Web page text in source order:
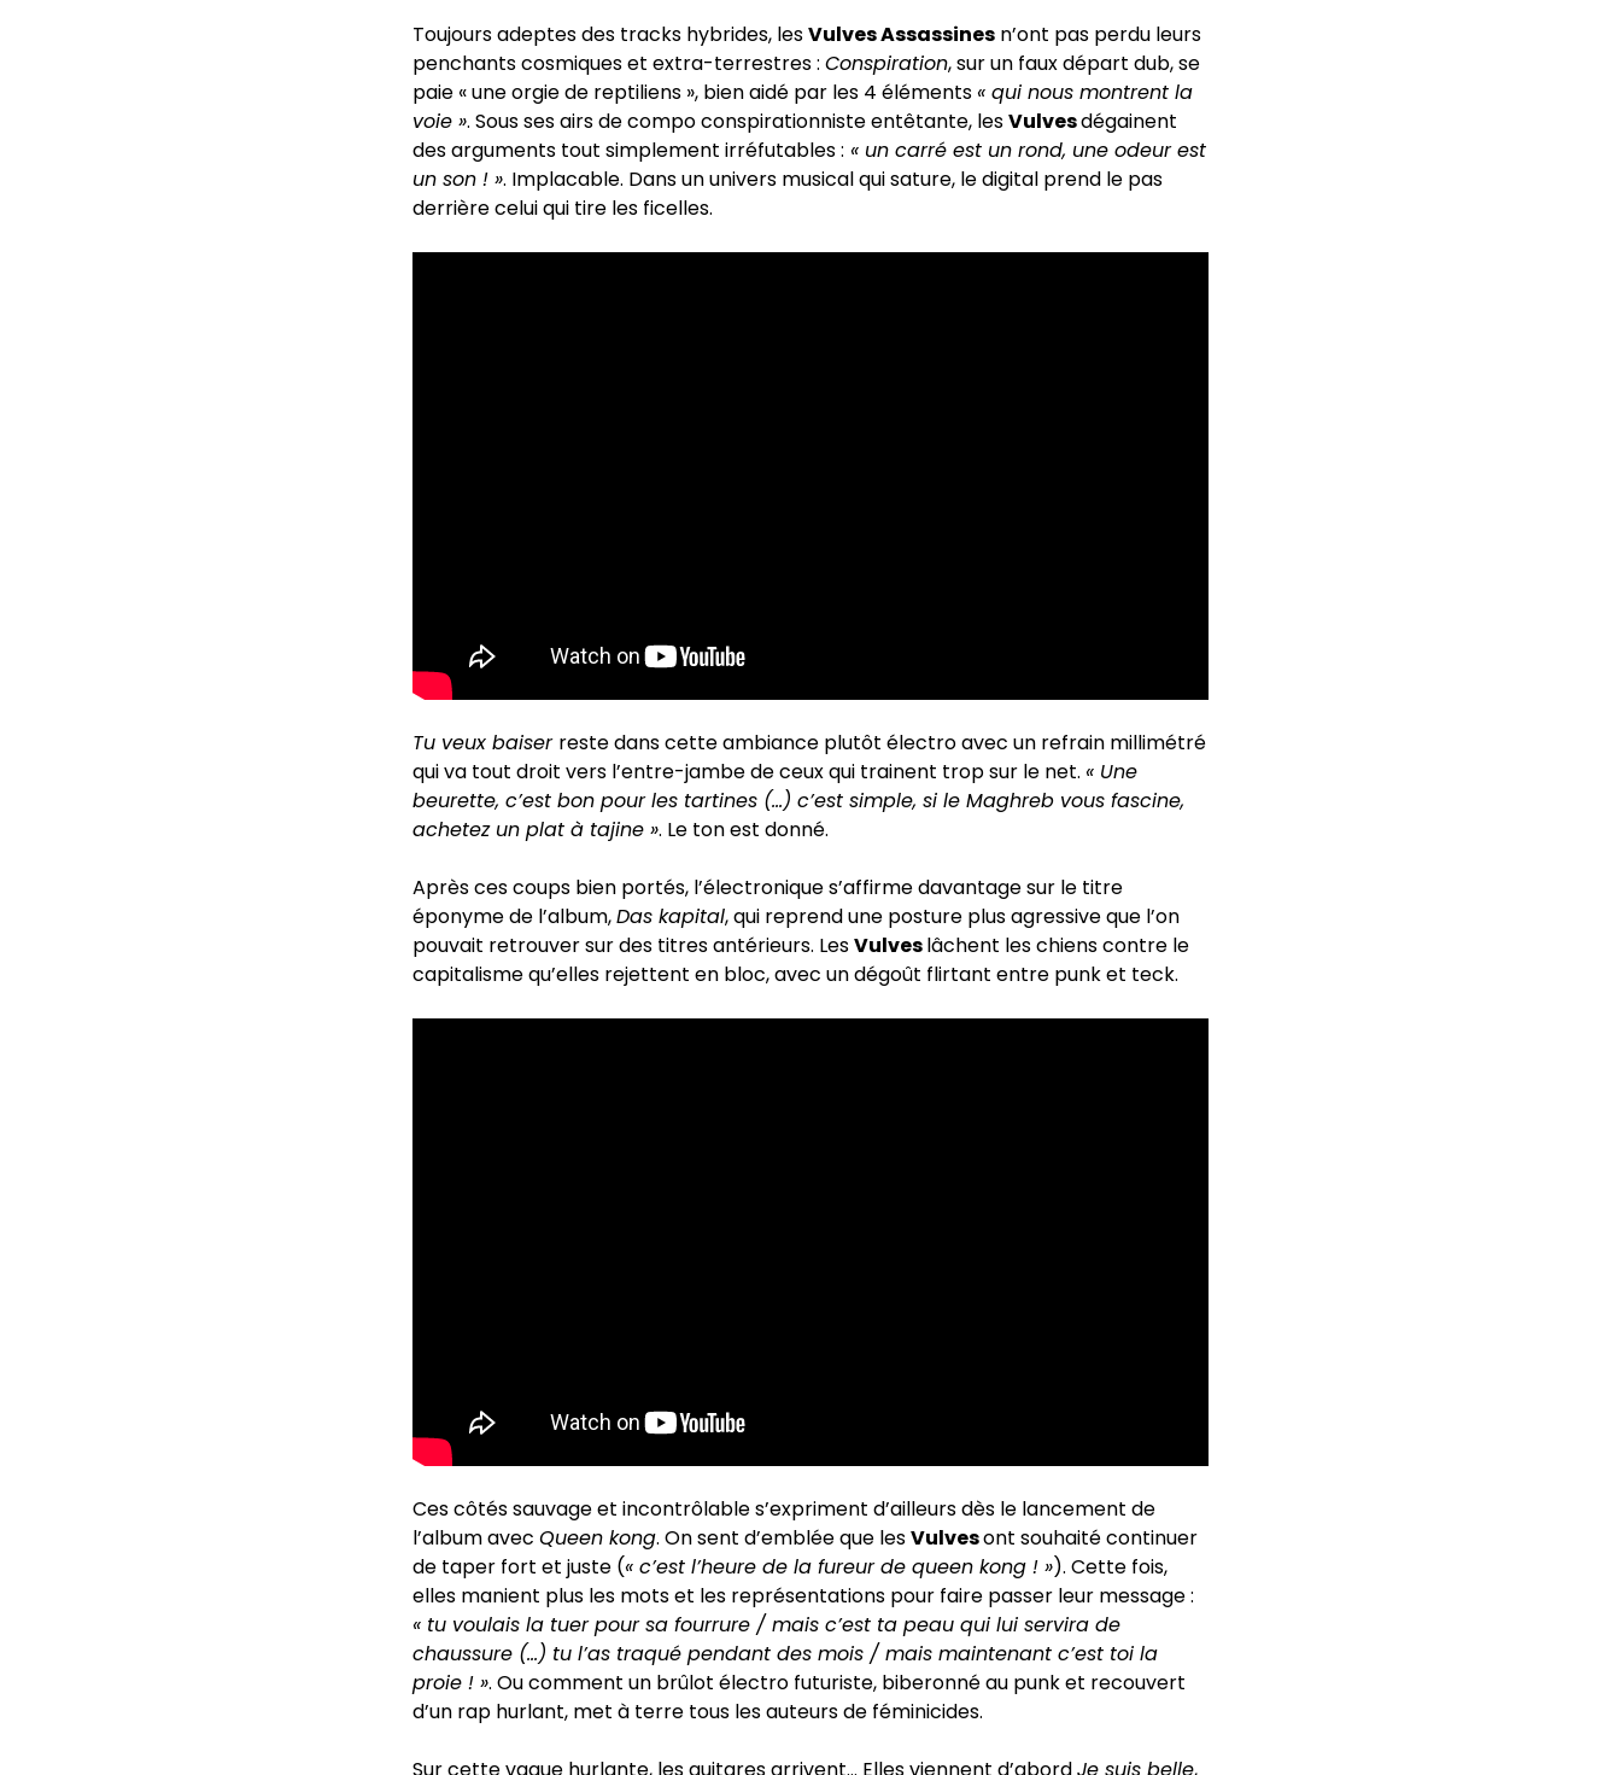
Toujours adeptes des tracks hybrides, lesVulves Assassines n’ont pas perdu leurs
penchants cosmiques et extra-terrestres : Conspiration, sur un faux départ dub, se
paie « une orgie de reptiliens », bien aidé par les 4 éléments« qui nous montrent la
voie ». Sous ses airs de compo conspirationniste entêtante, lesVulvesdégainent
des arguments tout simplement irréfutables : « un carré est un rond, une odeur est
un son ! ». Implacable. Dans un univers musical qui sature, le digital prend le pas
derrière celui qui tire les ficelles.
Tu veux baiser reste dans cette ambiance plutôt électro avec un refrain millimétré
qui va tout droit vers l’entre-jambe de ceux qui trainent trop sur le net. « Une
beurette, c’est bon pour les tartines (…) c’est simple, si le Maghreb vous fascine,
achetez un plat à tajine ». Le ton est donné.
Après ces coups bien portés, l’électronique s’affirme davantage sur le titre
éponyme de l’album,Das kapital, qui reprend une posture plus agressive que l’on
pouvait retrouver sur des titres antérieurs. LesVulveslâchent les chiens contre le
capitalisme qu’elles rejettent en bloc, avec un dégoût flirtant entre punk et teck.
Ces côtés sauvage et incontrôlable s’expriment d’ailleurs dès le lancement de
l’album avec Queen kong. On sent d’emblée que lesVulvesont souhaité continuer
de taper fort et juste (« c’est l’heure de la fureur de queen kong ! »). Cette fois,
elles manient plus les mots et les représentations pour faire passer leur message :
« tu voulais la tuer pour sa fourrure / mais c’est ta peau qui lui servira de
chaussure (…) tu l’as traqué pendant des mois / mais maintenant c’est toi la
proie ! ». Ou comment un brûlot électro futuriste, biberonné au punk et recouvert
d’un rap hurlant, met à terre tous les auteurs de féminicides.